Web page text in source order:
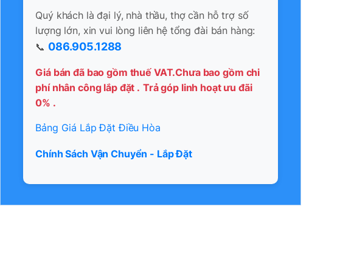
Quý khách là đại lý, nhà thầu, thợ cần hỗ trợ số
lượng lớn, xin vui lòng liên hệ tổng đài bán hàng:
📞 086.905.1288
Giá bán đã bao gồm thuế VAT.Chưa bao gồm chi
phí nhân công lắp đặt . Trả góp linh hoạt ưu đãi
0% .
Bảng Giá Lắp Đặt Điều Hòa
Chính Sách Vận Chuyển - Lắp Đặt